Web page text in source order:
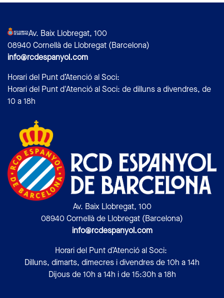
Av. Baix Llobregat, 100
08940 Cornellà de Llobregat (Barcelona)
info@rcdespanyol.com
Horari del Punt d’Atenció al Soci:
Horari del Punt d'Atenció al Soci: de dilluns a divendres, de
10 a 18h
Av. Baix Llobregat, 100
08940 Cornellà de Llobregat (Barcelona)
info@rcdespanyol.com
Horari del Punt d’Atenció al Soci:
Dilluns, dimarts, dimecres i divendres de 10h a 14h
Dijous de 10h a 14h i de 15:30h a 18h